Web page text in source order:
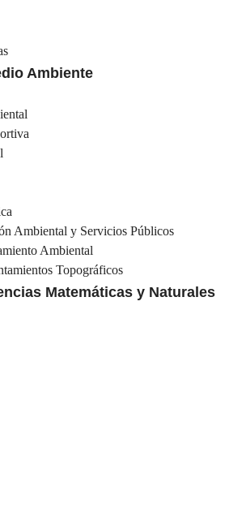
Ambiente
Ambiental y Servicios Públicos
Ambiental
Topográficos
Matemáticas y Naturales